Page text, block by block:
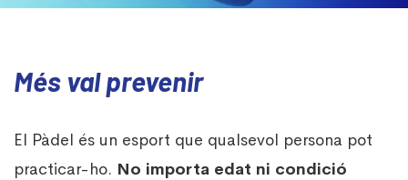
Més val prevenir
El Pàdel és un esport que qualsevol persona pot
practicar-ho. No importa edat ni condició